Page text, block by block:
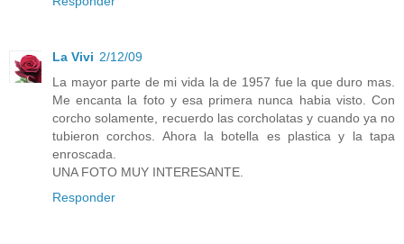
La Vivi 2/12/09
La mayor parte de mi vida la de 1957 fue la que duro mas.
Me encanta la foto y esa primera nunca habia visto. Con
corcho solamente, recuerdo las corcholatas y cuando ya no
tubieron corchos. Ahora la botella es plastica y la tapa
enroscada.
UNA FOTO MUY INTERESANTE.
Responder